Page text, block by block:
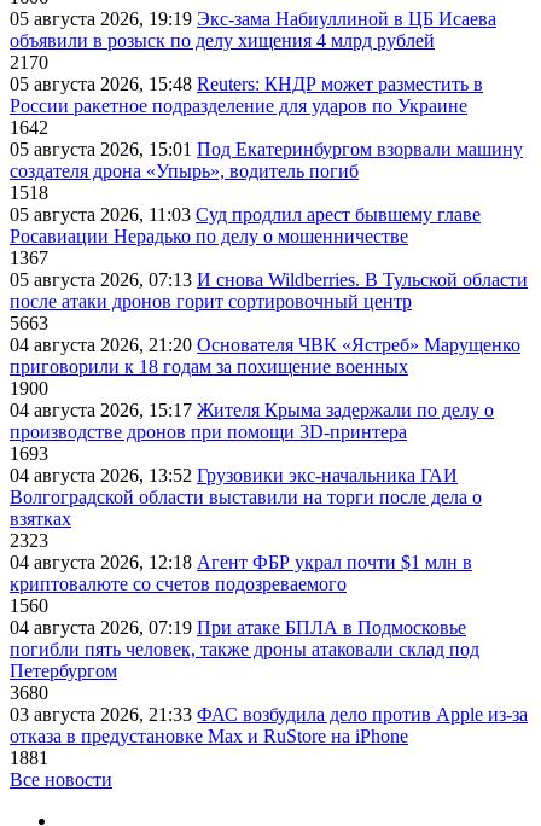
05 августа 2026, 19:19 Экс-зама Набиуллиной в ЦБ Исаева
объявили в розыск по делу хищения 4 млрд рублей
2170
05 августа 2026, 15:48 Reuters: КНДР может разместить в
России ракетное подразделение для ударов по Украине
1642
05 августа 2026, 15:01 Под Екатеринбургом взорвали машину
создателя дрона «Упырь», водитель погиб
1518
05 августа 2026, 11:03 Суд продлил арест бывшему главе
Росавиации Нерадько по делу о мошенничестве
1367
05 августа 2026, 07:13 И снова Wildberries. В Тульской области
после атаки дронов горит сортировочный центр
5663
04 августа 2026, 21:20 Основателя ЧВК «Ястреб» Марущенко
приговорили к 18 годам за похищение военных
1900
04 августа 2026, 15:17 Жителя Крыма задержали по делу о
производстве дронов при помощи 3D‑принтера
1693
04 августа 2026, 13:52 Грузовики экс-начальника ГАИ
Волгоградской области выставили на торги после дела о
взятках
2323
04 августа 2026, 12:18 Агент ФБР украл почти $1 млн в
криптовалюте со счетов подозреваемого
1560
04 августа 2026, 07:19 При атаке БПЛА в Подмосковье
погибли пять человек, также дроны атаковали склад под
Петербургом
3680
03 августа 2026, 21:33 ФАС возбудила дело против Apple из-за
отказа в предустановке Max и RuStore на iPhone
1881
Все новости